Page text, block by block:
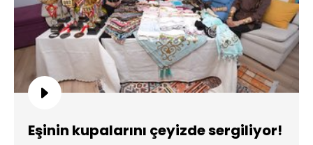
Eşinin kupalarını çeyizde sergiliyor!